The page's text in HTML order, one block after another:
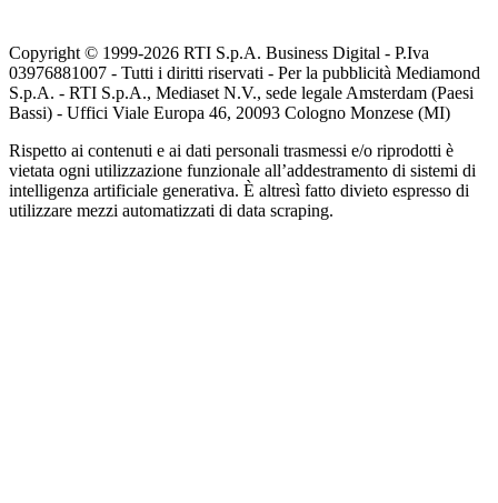
Copyright © 1999-2026 RTI S.p.A. Business Digital - P.Iva
03976881007 - Tutti i diritti riservati - Per la pubblicità Mediamond
S.p.A. - RTI S.p.A., Mediaset N.V., sede legale Amsterdam (Paesi
Bassi) - Uffici Viale Europa 46, 20093 Cologno Monzese (MI)
Rispetto ai contenuti e ai dati personali trasmessi e/o riprodotti è
vietata ogni utilizzazione funzionale all’addestramento di sistemi di
intelligenza artificiale generativa. È altresì fatto divieto espresso di
utilizzare mezzi automatizzati di data scraping.